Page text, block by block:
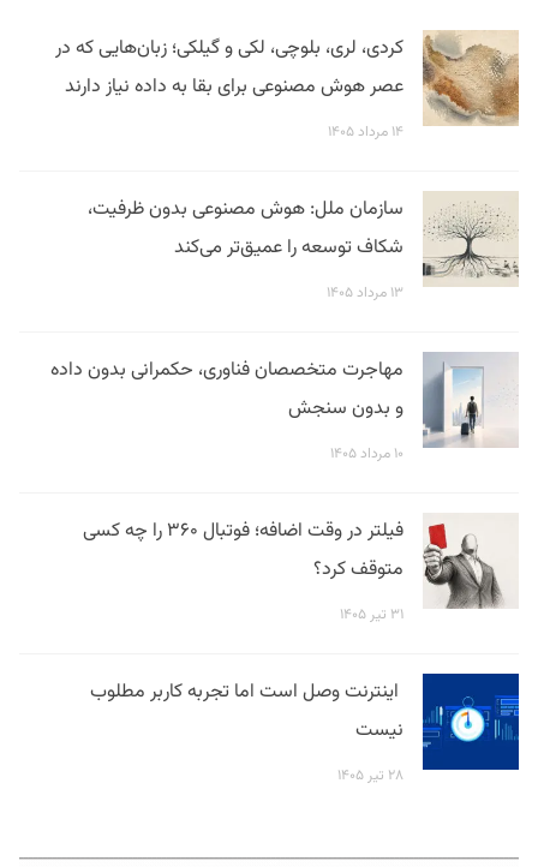
کردی، لری، بلوچی، لکی و گیلکی؛ زبان‌هایی که در
عصر هوش مصنوعی برای بقا به داده نیاز دارند
۱۴ مرداد ۱۴۰۵
سازمان ملل: هوش مصنوعی بدون ظرفیت،
شکاف توسعه را عمیق‌تر می‌کند
۱۳ مرداد ۱۴۰۵
مهاجرت متخصصان فناوری، حکمرانی بدون داده
و بدون سنجش
۱۰ مرداد ۱۴۰۵
فیلتر در وقت اضافه؛ فوتبال ۳۶۰ را چه کسی
متوقف کرد؟
۳۱ تیر ۱۴۰۵
اینترنت وصل است اما تجربه کاربر مطلوب
نیست
۲۸ تیر ۱۴۰۵